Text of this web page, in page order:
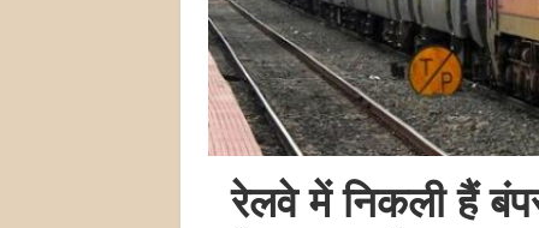
रेलवे में निकली हैं